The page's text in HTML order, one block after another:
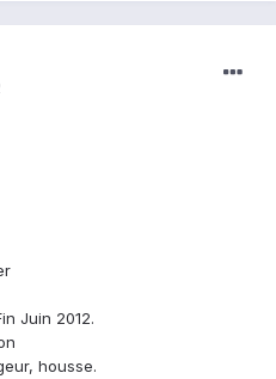
Juin 2012.
housse.